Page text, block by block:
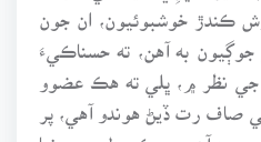
ڪندڙ خوشبوئيون، ان جون
به آهن، ته حسناڪيءَ
جي نظر ۾، ڀلي ته هڪ عضوو
رت ڏيڻ هوندو آهي، پر
وجود آهي جيڪو دل جِي دنيا